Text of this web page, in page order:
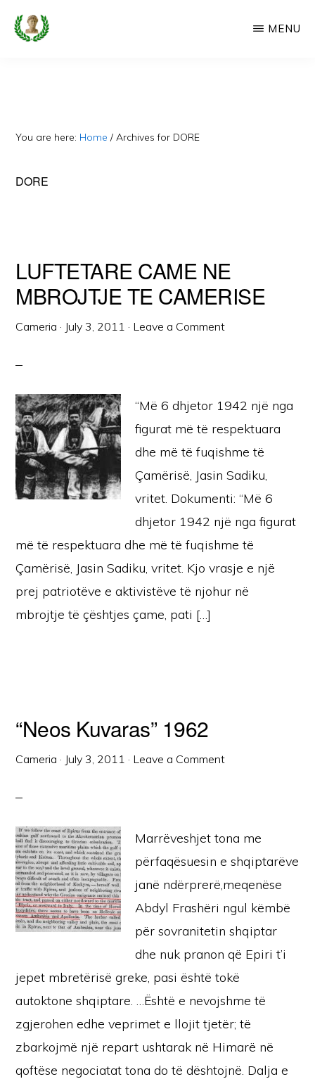
Skip
Faqe
Dedikuar
MENU
You are here: Home / Archives for DORE
DORE
LUFTETARE CAME NE
MBROJTJE TE CAMERISE
Cameria · July 3, 2011 · Leave a Comment
“Më 6 dhjetor 1942 një nga
figurat më të respektuara
dhe më të fuqishme të
Çamërisë, Jasin Sadiku,
vritet. Dokumenti: “Më 6
dhjetor 1942 një nga figurat
më të respektuara dhe më të fuqishme të
Çamërisë, Jasin Sadiku, vritet. Kjo vrasje e një
prej patriotëve e aktivistëve të njohur në
mbrojtje të çështjes çame, pati […]
“Neos Kuvaras” 1962
Cameria · July 3, 2011 · Leave a Comment
Marrëveshjet tona me
përfaqësuesin e shqiptarëve
janë ndërprerë,meqenëse
Abdyl Frashëri ngul këmbë
për sovranitetin shqiptar
dhe nuk pranon që Epiri t’i
jepet mbretërisë greke, pasi është tokë
autoktone shqiptare. …Është e nevojshme të
zgjerohen edhe veprimet e llojit tjetër; të
zbarkojmë një repart ushtarak në Himarë në
qoftëse negociatat tona do të dështojnë. Dalja e